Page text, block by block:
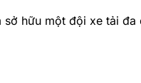
sở hữu một đội xe tải